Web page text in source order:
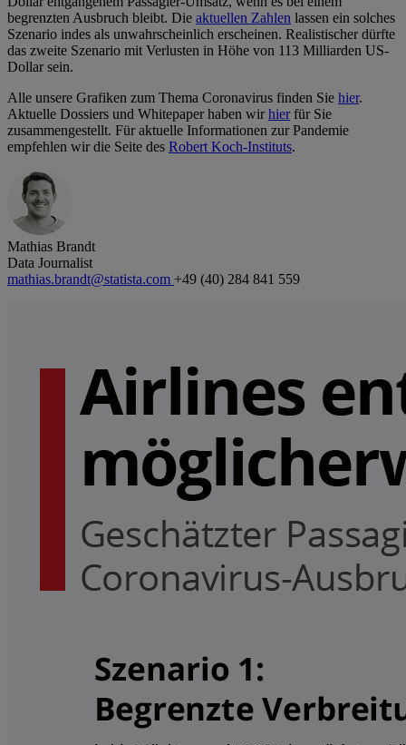
begrenzten Ausbruch bleibt. Die aktuellen Zahlen lassen ein solches
Szenario indes als unwahrscheinlich erscheinen. Realistischer dürfte
das zweite Szenario mit Verlusten in Höhe von 113 Milliarden US-
Dollar sein.
Alle unsere Grafiken zum Thema Coronavirus finden Sie hier.
Aktuelle Dossiers und Whitepaper haben wirhierfür Sie
zusammengestellt. Für aktuelle Informationen zur Pandemie
empfehlen wir die Seite des Robert Koch-Instituts.
Mathias Brandt
Data Journalist
mathias.brandt@statista.com +49 (40) 284 841 559